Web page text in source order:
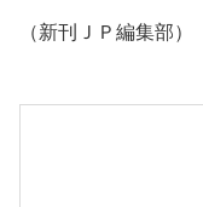
（新刊ＪＰ編集部）